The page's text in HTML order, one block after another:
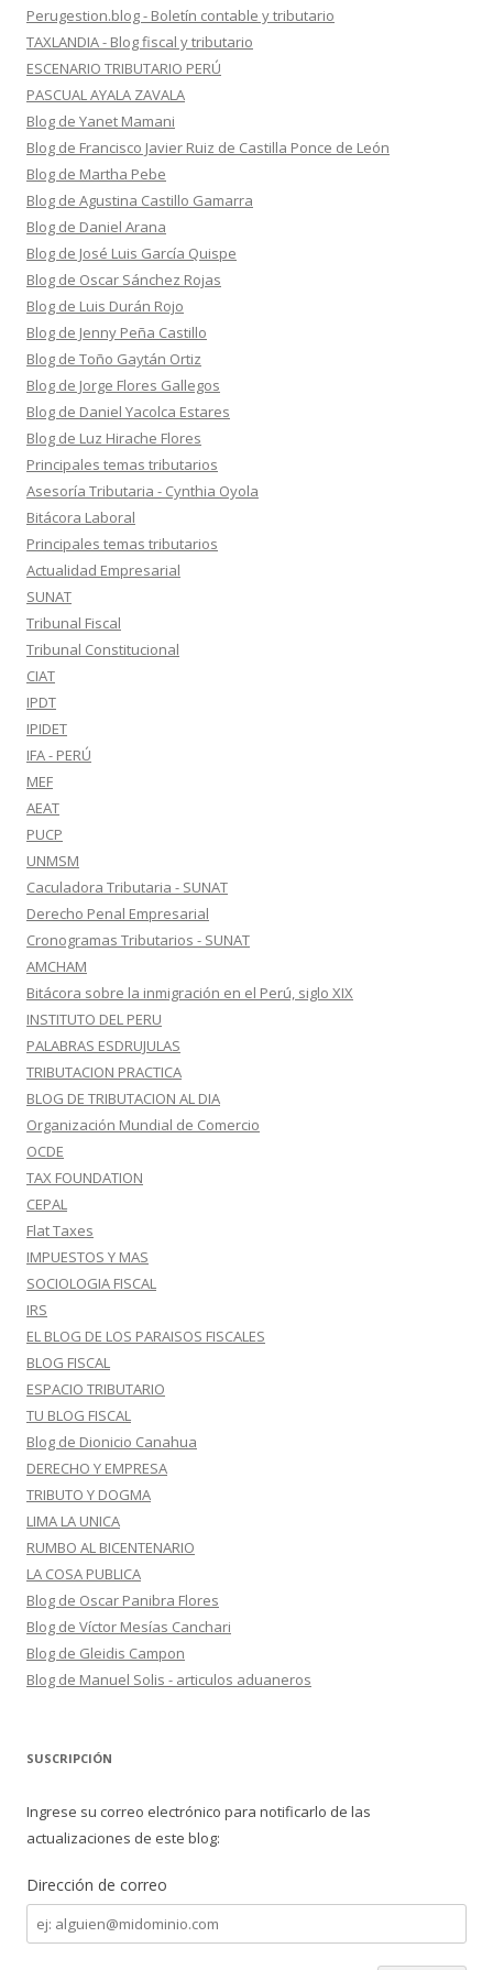
Perugestion.blog - Boletín contable y tributario
TAXLANDIA - Blog fiscal y tributario
ESCENARIO TRIBUTARIO PERÚ
PASCUAL AYALA ZAVALA
Blog de Yanet Mamani
Blog de Francisco Javier Ruiz de Castilla Ponce de León
Blog de Martha Pebe
Blog de Agustina Castillo Gamarra
Blog de Daniel Arana
Blog de José Luis García Quispe
Blog de Oscar Sánchez Rojas
Blog de Luis Durán Rojo
Blog de Jenny Peña Castillo
Blog de Toño Gaytán Ortiz
Blog de Jorge Flores Gallegos
Blog de Daniel Yacolca Estares
Blog de Luz Hirache Flores
Principales temas tributarios
Asesoría Tributaria - Cynthia Oyola
Bitácora Laboral
Principales temas tributarios
Actualidad Empresarial
SUNAT
Tribunal Fiscal
Tribunal Constitucional
CIAT
IPDT
IPIDET
IFA - PERÚ
MEF
AEAT
PUCP
UNMSM
Caculadora Tributaria - SUNAT
Derecho Penal Empresarial
Cronogramas Tributarios - SUNAT
AMCHAM
Bitácora sobre la inmigración en el Perú, siglo XIX
INSTITUTO DEL PERU
PALABRAS ESDRUJULAS
TRIBUTACION PRACTICA
BLOG DE TRIBUTACION AL DIA
Organización Mundial de Comercio
OCDE
TAX FOUNDATION
CEPAL
Flat Taxes
IMPUESTOS Y MAS
SOCIOLOGIA FISCAL
IRS
EL BLOG DE LOS PARAISOS FISCALES
BLOG FISCAL
ESPACIO TRIBUTARIO
TU BLOG FISCAL
Blog de Dionicio Canahua
DERECHO Y EMPRESA
TRIBUTO Y DOGMA
LIMA LA UNICA
RUMBO AL BICENTENARIO
LA COSA PUBLICA
Blog de Oscar Panibra Flores
Blog de Víctor Mesías Canchari
Blog de Gleidis Campon
Blog de Manuel Solis - articulos aduaneros
SUSCRIPCIÓN
Ingrese su correo electrónico para notificarlo de las
actualizaciones de este blog:
Dirección de correo
Dirección
de
correo